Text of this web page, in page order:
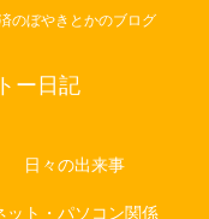
のぼやきとかのブログ
ー日記
日々の出来事
ット・パソコン関係